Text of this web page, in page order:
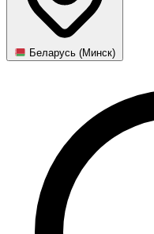
Беларусь (Минск)